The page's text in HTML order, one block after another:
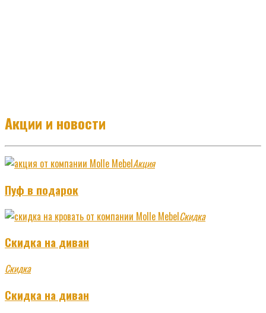
Акции и новости
Акция
Пуф в подарок
Скидка
Скидка на диван
Скидка
Скидка на диван